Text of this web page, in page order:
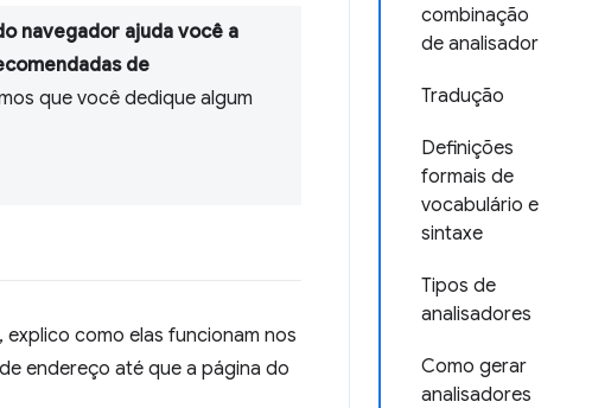
combinação
de analisador
Tradução
Definições
formais de
vocabulário e
sintaxe
Tipos de
analisadores
Como gerar
analisadores
navegador ajuda você a
de
que você dedique algum
como elas funcionam nos
endereço até que a página do